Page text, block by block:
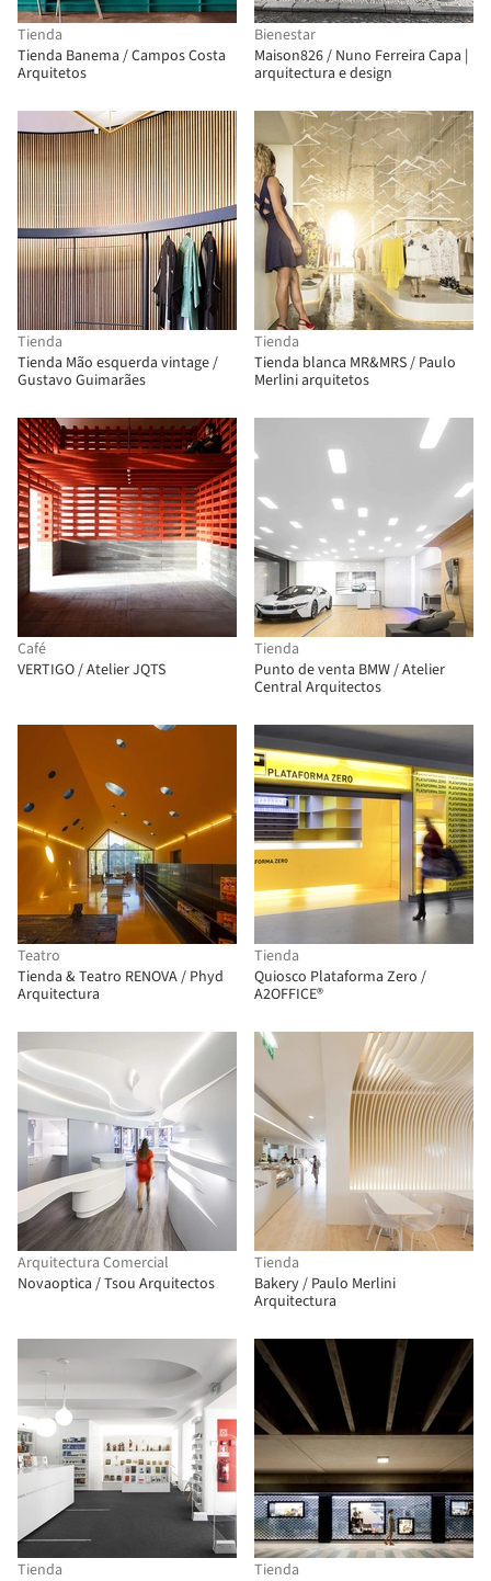
Tienda
Tienda Banema / Campos Costa
Arquitetos
Bienestar
Maison826 / Nuno Ferreira Capa |
arquitectura e design
Tienda
Tienda Mão esquerda vintage /
Gustavo Guimarães
Tienda
Tienda blanca MR&MRS / Paulo
Merlini arquitetos
Café
VERTIGO / Atelier JQTS
Tienda
Punto de venta BMW / Atelier
Central Arquitectos
Teatro
Tienda & Teatro RENOVA / Phyd
Arquitectura
Tienda
Quiosco Plataforma Zero /
A2OFFICE®
Arquitectura Comercial
Novaoptica / Tsou Arquitectos
Tienda
Bakery / Paulo Merlini
Arquitectura
Tienda
Tienda